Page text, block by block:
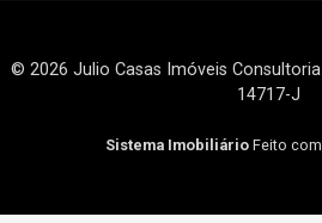
© 2026 Julio Casas Imóveis Consultoria
14717-J
Sistema Imobiliário Feito com